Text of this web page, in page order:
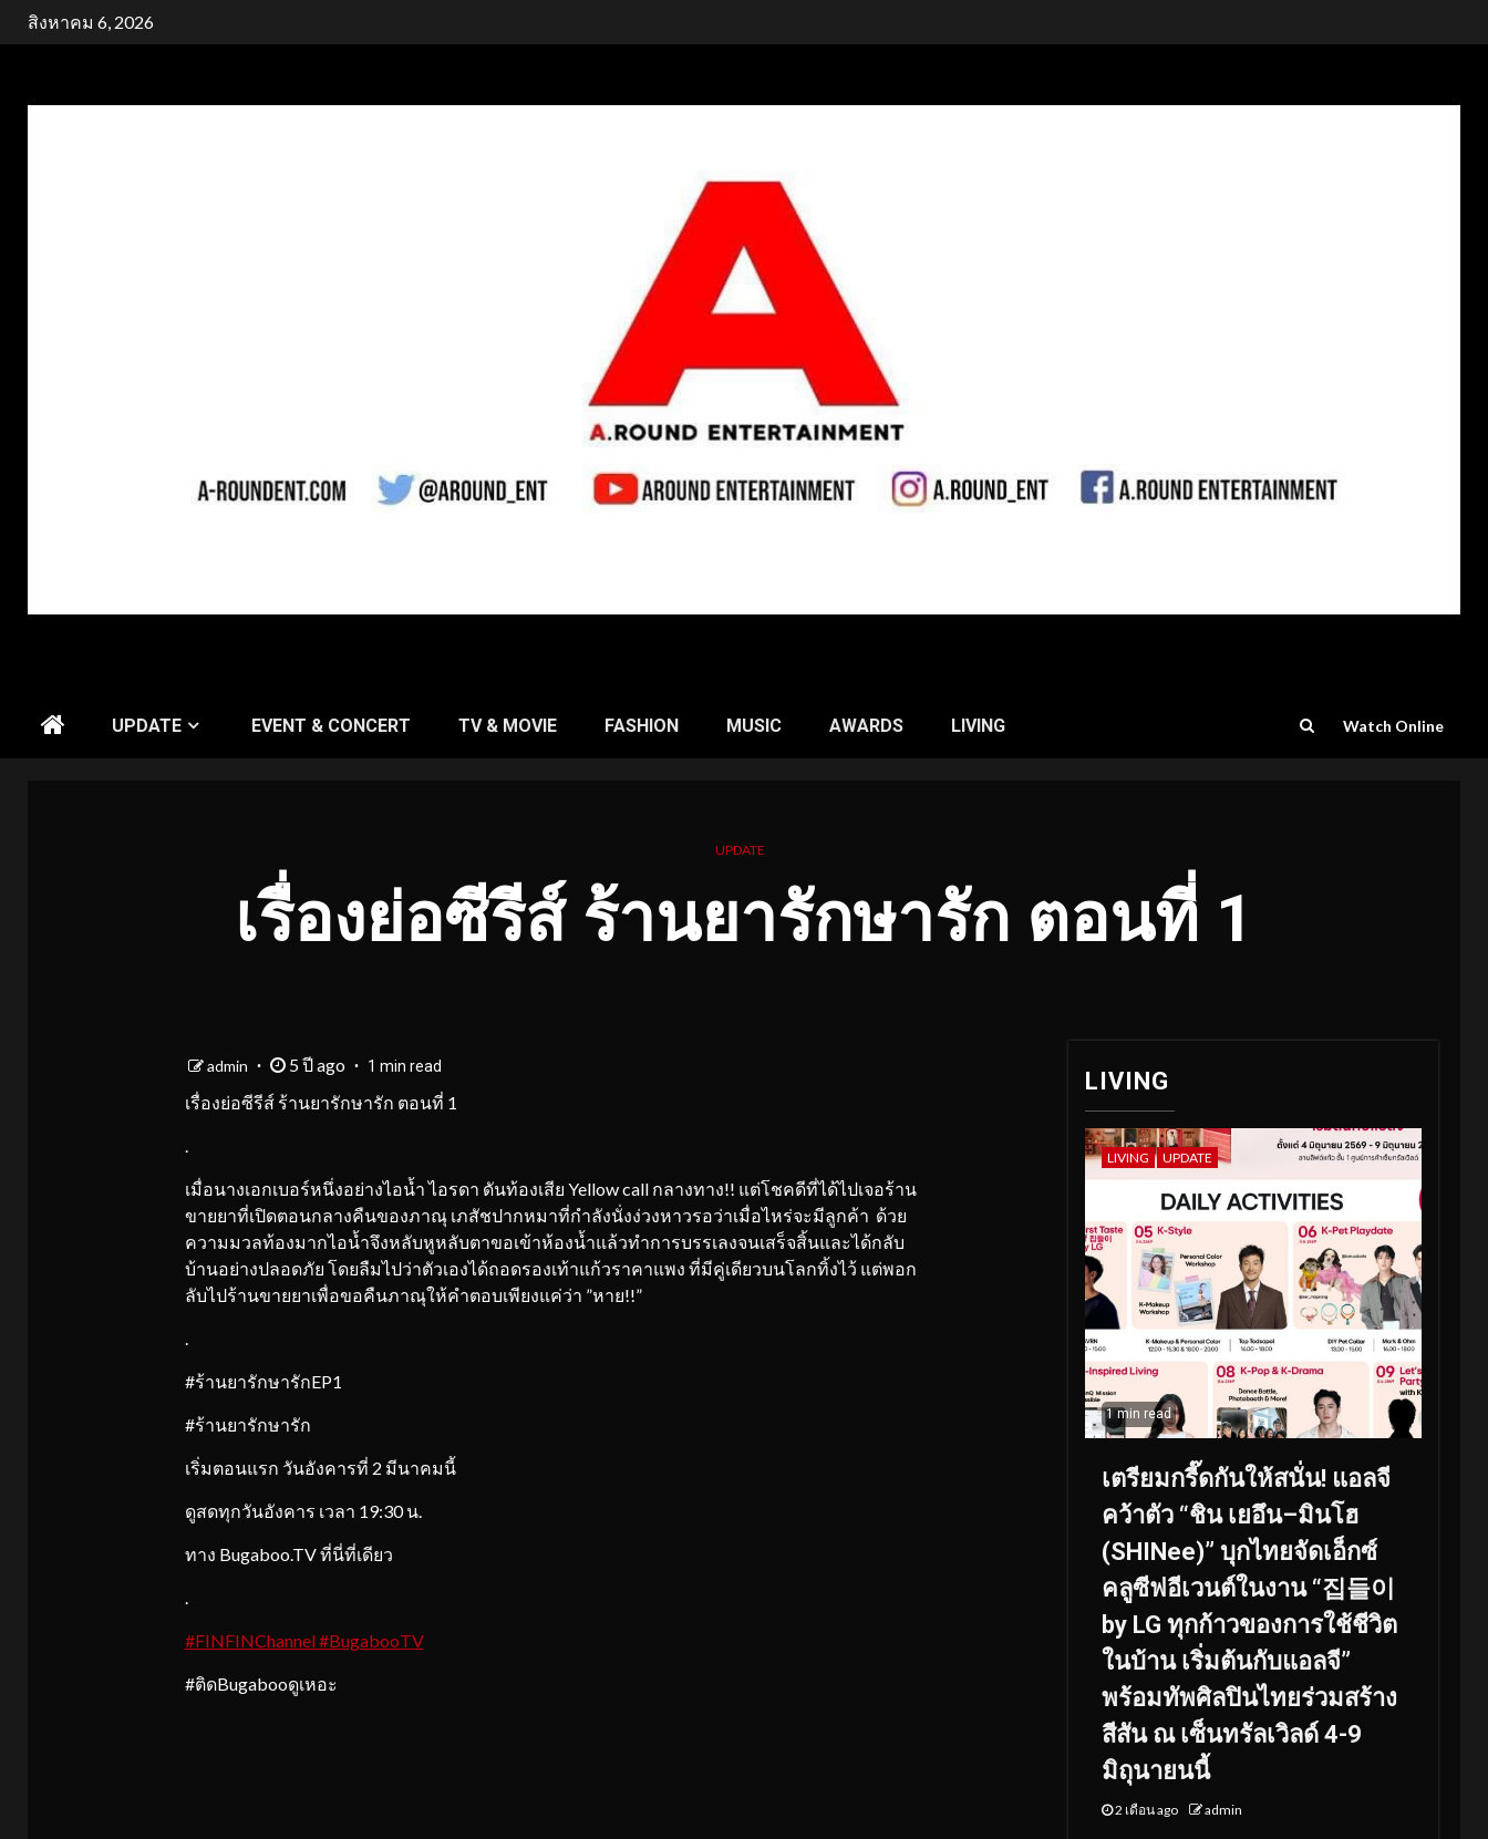
Skipสิงหาคม 6, 2026
UPDATE EVENT & CONCERT TV & MOVIE FASHION MUSIC AWARDS LIVING Watch Online
UPDATE
เรื่องย่อซีรีส์ ร้านยารักษารัก ตอนที่ 1
admin 5 ปี ago 1 min read
เรื่องย่อซีรีส์ ร้านยารักษารัก ตอนที่ 1
.
เมื่อนางเอกเบอร์หนึ่งอย่างไอน้ำ ไอรดา ดันท้องเสีย Yellow call กลางทาง!! แต่โชคดีที่ได้ไปเจอร้าน
ขายยาที่เปิดตอนกลางคืนของภาณุ เภสัชปากหมาที่กำลังนั่งง่วงหาวรอว่าเมื่อไหร่จะมีลูกค้า ด้วย
ความมวลท้องมากไอน้ำจึงหลับหูหลับตาขอเข้าห้องน้ำแล้วทำการบรรเลงจนเสร็จสิ้นและได้กลับ
บ้านอย่างปลอดภัย โดยลืมไปว่าตัวเองได้ถอดรองเท้าแก้วราคาแพง ที่มีคู่เดียวบนโลกทิ้งไว้ แต่พอก
ลับไปร้านขายยาเพื่อขอคืนภาณุให้คำตอบเพียงแค่ว่า ”หาย!!”
.
#ร้านยารักษารักEP1
#ร้านยารักษารัก
เริ่มตอนแรก วันอังคารที่ 2 มีนาคมนี้
ดูสดทุกวันอังคาร เวลา 19:30 น.
ทาง Bugaboo.TV ที่นี่ที่เดียว
.
#FINFINChannel #BugabooTV
#ติดBugabooดูเหอะ
LIVING
LIVING UPDATE
1 min read
เตรียมกรี๊ดกันให้สนั่น! แอลจี
คว้าตัว “ชิน เยอึน–มินโฮ
(SHINee)” บุกไทยจัดเอ็กซ์
คลูซีฟอีเวนต์ในงาน “집들이
by LG ทุกก้าวของการใช้ชีวิต
ในบ้าน เริ่มต้นกับแอลจี”
พร้อมทัพศิลปินไทยร่วมสร้าง
สีสัน ณ เซ็นทรัลเวิลด์ 4-9
มิถุนายนนี้
2 เดือน ago admin